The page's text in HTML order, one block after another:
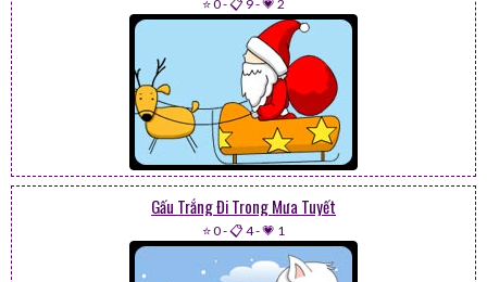
⭐ 0-📋 9-💗 2
Gấu Trắng Đi Trong Mưa Tuyết
⭐ 0-📋 4-💗 1